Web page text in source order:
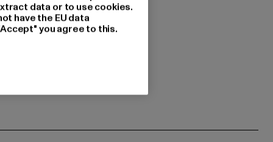
data or to use cookies.
have the EU data
you agree to this.